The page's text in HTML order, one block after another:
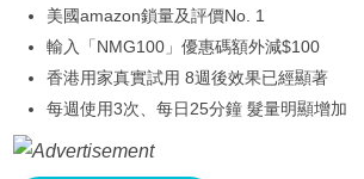
美國amazon鎖量及評價No. 1
輸入「NMG100」優惠碼額外減$100
香港用家真實試用 8週後效果已經顯著
每週使用3次、每日25分鐘 髮量明顯增加